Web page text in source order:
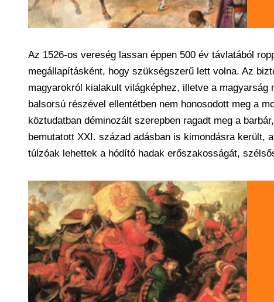
Az 1526-os vereség lassan éppen 500 év távlatából
megállapításként, hogy szükségszerű lett volna. Az
magyarokról kialakult világképhez, illetve a
balsorsú részével ellentétben nem honosodott meg a
köztudatban déminozált szerepben ragadt meg a
bemutatott XXI. század adásban is kimondásra
túlzóak lehettek a hódító hadak erőszakosságát,